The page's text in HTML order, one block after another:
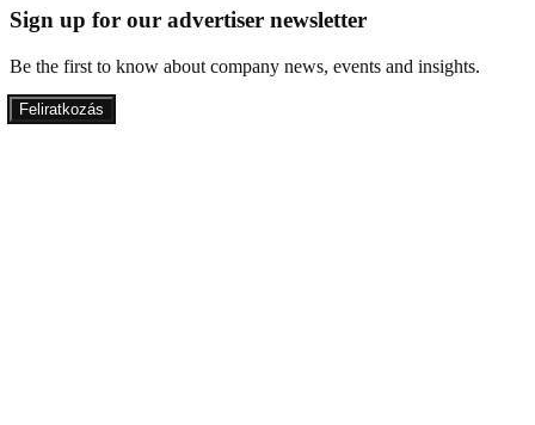
Sign up for our advertiser newsletter
Be the first to know about company news, events and insights.
Feliratkozás